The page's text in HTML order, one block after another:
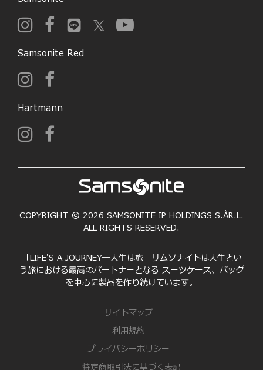
Samsonite Red
Hartmann
COPYRIGHT © 2026 SAMSONITE IP HOLDINGS S.ÀR.L.
ALL RIGHTS RESERVED.
「LIFE'S A JOURNEY―人生は旅」サムソナイトは人生とい
う旅における最高のパートナーとなる スーツケース、バッグ
を中心に製品を作り続けています。
サイトマップ
利用規約
プライバシーポリシー